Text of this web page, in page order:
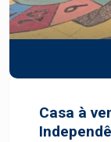
Casa à